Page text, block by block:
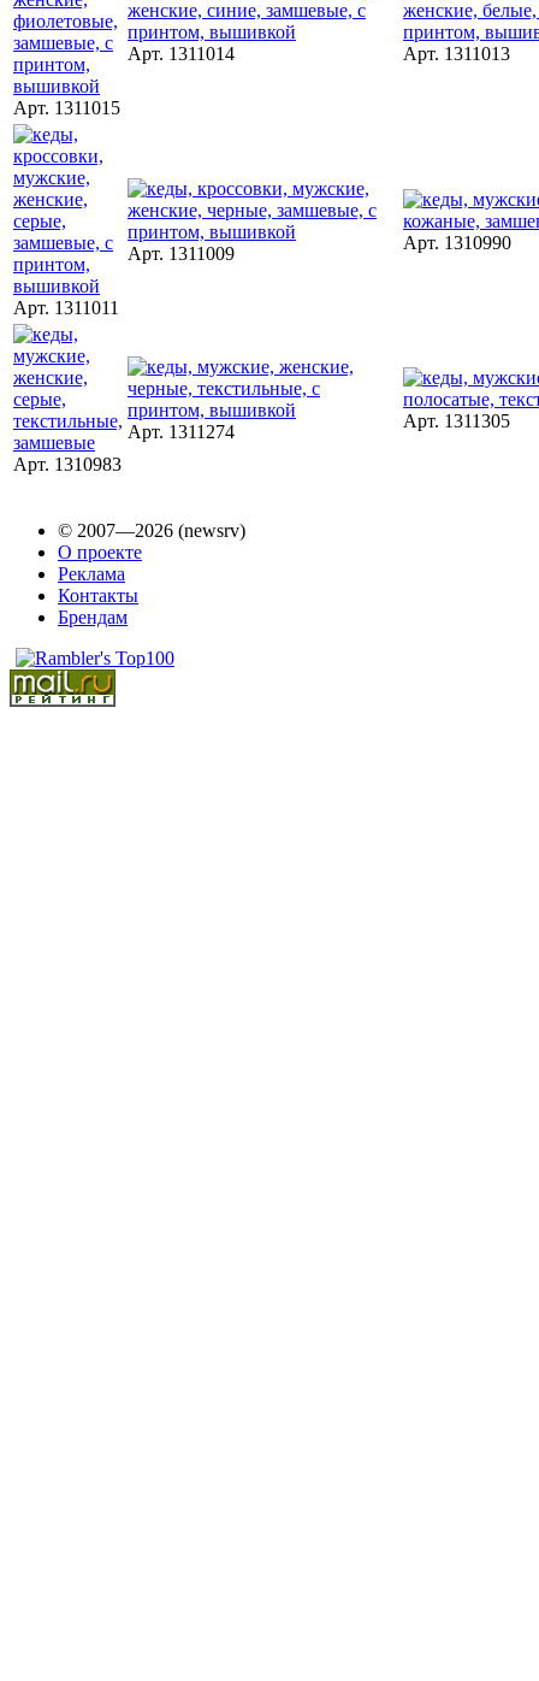
Арт. 1311015
Арт. 1311014 Арт. 1311013
Арт. 1311011
Арт. 1311009
Арт. 1310990
Арт. 1310983
Арт. 1311274
Арт. 1311305
© 2007—2026 (newsrv)
О проекте
Реклама
Контакты
Брендам